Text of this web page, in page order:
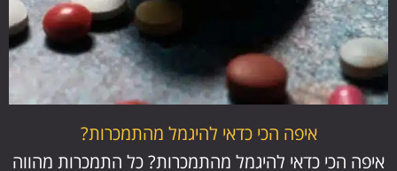
איפה הכי כדאי להיגמל מהתמכרות?
איפה הכי כדאי להיגמל מהתמכרות? כל התמכרות מהווה